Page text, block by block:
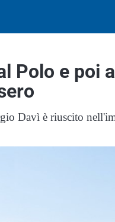
Polo e poi
Davì è riuscito